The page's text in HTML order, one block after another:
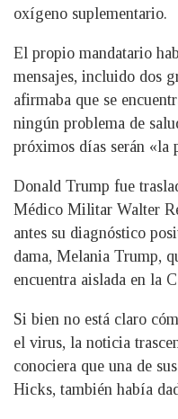
oxígeno suplementario.
El propio mandatario
mensajes, incluido dos
afirmaba que se
ningún problema de
próximos días serán «la
Donald Trump fue
Médico Militar Walter
antes su diagnóstico
dama, Melania Trump,
encuentra aislada en la
Si bien no está claro
el virus, la noticia
conociera que una de
Hicks, también había